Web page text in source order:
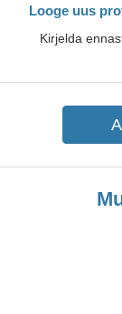
Looge uus
Kirjelda